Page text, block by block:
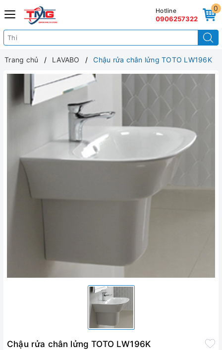
0
Hotline
0906257322
Trang chủ LAVABO Chậu rửa chân lửng TOTO LW196K
Chậu rửa chân lửng TOTO LW196K